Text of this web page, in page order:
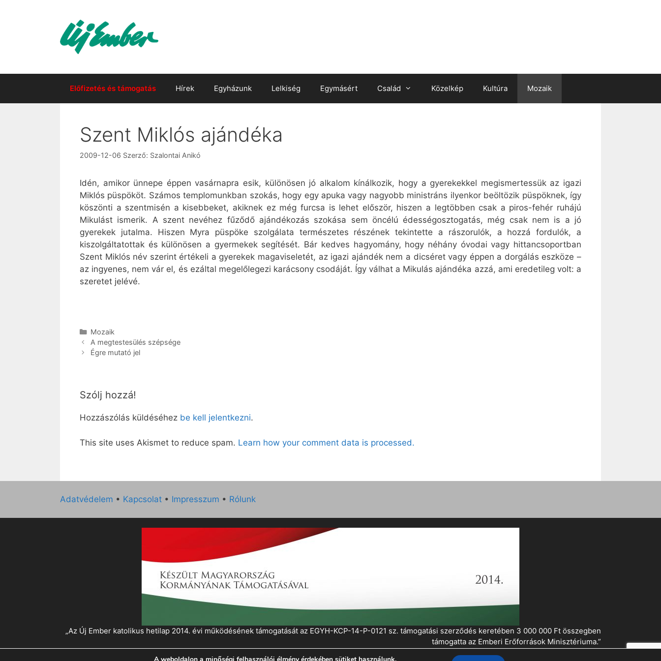
Előfizetés és támogatás Hírek Egyházunk Lelkiség Egymásért Család Közelkép Kultúra Mozaik
Szent Miklós ajándéka
2009-12-06 Szerző: Szalontai Anikó
Idén, amikor ünnepe éppen vasárnapra esik, különösen jó alkalom kínálkozik, hogy a gyerekekkel megismertessük az igazi
Miklós püspököt. Számos templomunkban szokás, hogy egy apuka vagy nagyobb ministráns ilyenkor beöltözik püspöknek, így
köszönti a szentmisén a kisebbeket, akiknek ez még furcsa is lehet először, hiszen a legtöbben csak a piros-fehér ruhájú
Mikulást ismerik. A szent nevéhez fűződő ajándékozás szokása sem öncélú édességosztogatás, még csak nem is a jó
gyerekek jutalma. Hiszen Myra püspöke szolgálata természetes részének tekintette a rászorulók, a hozzá fordulók, a
kiszolgáltatottak és különösen a gyermekek segítését. Bár kedves hagyomány, hogy néhány óvodai vagy hittancsoportban
Szent Miklós név szerint értékeli a gyerekek magaviseletét, az igazi ajándék nem a dicséret vagy éppen a dorgálás eszköze –
az ingyenes, nem vár el, és ezáltal megelőlegezi karácsony csodáját. Így válhat a Mikulás ajándéka azzá, ami eredetileg volt: a
szeretet jelévé.
Kategória
Mozaik
A megtestesülés szépsége
Égre mutató jel
Szólj hozzá!
Hozzászólás küldéséhez be kell jelentkezni.
This site uses Akismet to reduce spam. Learn how your comment data is processed.
Adatvédelem • Kapcsolat • Impresszum • Rólunk
„Az Új Ember katolikus hetilap 2014. évi működésének támogatását az EGYH-KCP-14-P-0121 sz. támogatási szerződés keretében 3 000 000 Ft összegben
támogatta az Emberi Erőforrások Minisztériuma.”